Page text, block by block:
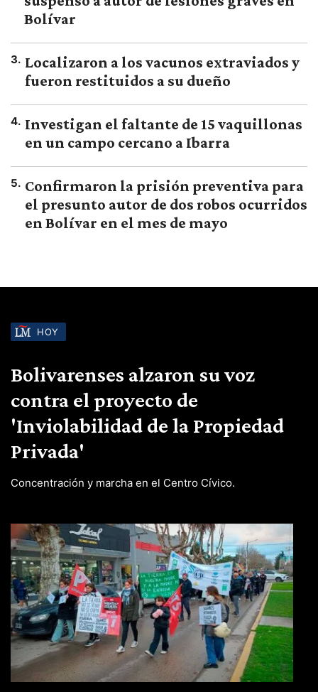
Bolívar
3. Localizaron a los vacunos extraviados y
fueron restituidos a su dueño
4. Investigan el faltante de 15 vaquillonas
en un campo cercano a Ibarra
5. Confirmaron la prisión preventiva para
el presunto autor de dos robos ocurridos
en Bolívar en el mes de mayo
HOY
Bolivarenses alzaron su voz
contra el proyecto de
'Inviolabilidad de la Propiedad
Privada'
Concentración y marcha en el Centro Cívico.